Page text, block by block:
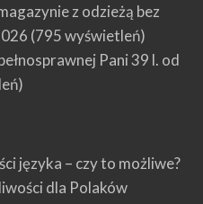
z odzieżą bez
(795 wyświetleń)
Pani 39 l. od
języka – czy to możliwe?
dla Polaków